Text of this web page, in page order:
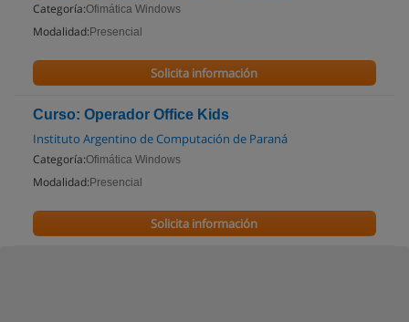
Categoría:Ofimática Windows
Modalidad: Presencial
Solicita información
Curso: Operador Office Kids
Instituto Argentino de Computación de Paraná
Categoría:Ofimática Windows
Modalidad: Presencial
Solicita información